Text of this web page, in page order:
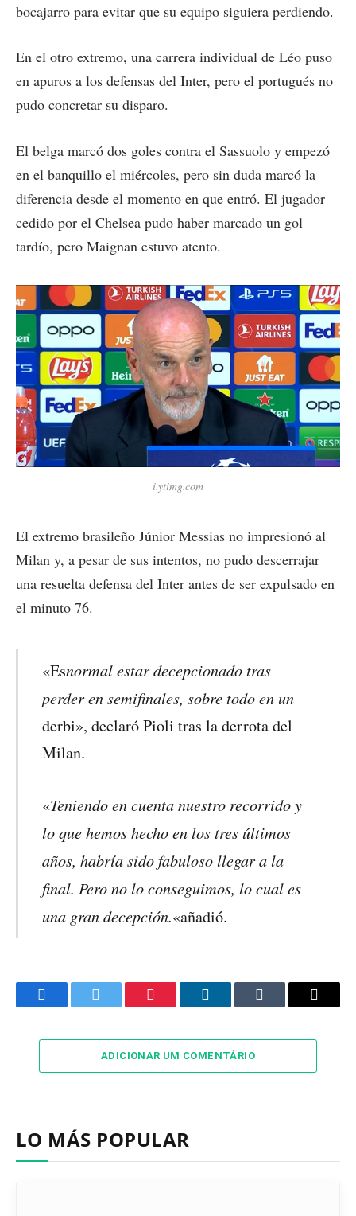
bocajarro para evitar que su equipo siguiera perdiendo.
En el otro extremo, una carrera individual de Léo puso
en apuros a los defensas del Inter, pero el portugués no
pudo concretar su disparo.
El belga marcó dos goles contra el Sassuolo y empezó
en el banquillo el miércoles, pero sin duda marcó la
diferencia desde el momento en que entró. El jugador
cedido por el Chelsea pudo haber marcado un gol
tardío, pero Maignan estuvo atento.
i.ytimg.com
El extremo brasileño Júnior Messias no impresionó al
Milan y, a pesar de sus intentos, no pudo descerrajar
una resuelta defensa del Inter antes de ser expulsado en
el minuto 76.
«Esnormal estar decepcionado tras
perder en semifinales, sobre todo en un
derbi», declaró Pioli tras la derrota del
Milan.
«Teniendo en cuenta nuestro recorrido y
lo que hemos hecho en los tres últimos
años, habría sido fabuloso llegar a la
final. Pero no lo conseguimos, lo cual es
una gran decepción.«añadió.
FacebookTwitter Pinterest LinkedInTumblr Email
ADICIONAR UM COMENTÁRIO
LO MÁS POPULAR